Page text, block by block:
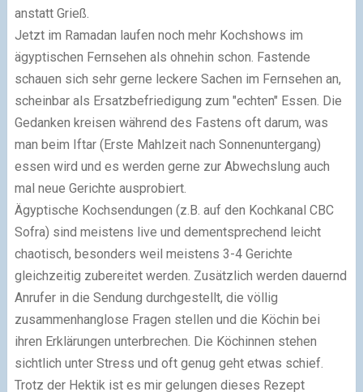
anstatt Grieß.
Jetzt im Ramadan laufen noch mehr Kochshows im
ägyptischen Fernsehen als ohnehin schon. Fastende
schauen sich sehr gerne leckere Sachen im Fernsehen an,
scheinbar als Ersatzbefriedigung zum "echten" Essen. Die
Gedanken kreisen während des Fastens oft darum, was
man beim Iftar (Erste Mahlzeit nach Sonnenuntergang)
essen wird und es werden gerne zur Abwechslung auch
mal neue Gerichte ausprobiert.
Ägyptische Kochsendungen (z.B. auf den Kochkanal CBC
Sofra) sind meistens live und dementsprechend leicht
chaotisch, besonders weil meistens 3-4 Gerichte
gleichzeitig zubereitet werden. Zusätzlich werden dauernd
Anrufer in die Sendung durchgestellt, die völlig
zusammenhanglose Fragen stellen und die Köchin bei
ihren Erklärungen unterbrechen. Die Köchinnen stehen
sichtlich unter Stress und oft genug geht etwas schief.
Trotz der Hektik ist es mir gelungen dieses Rezept